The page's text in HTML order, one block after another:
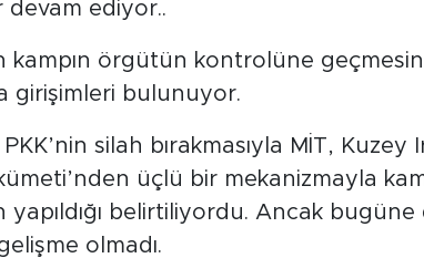
devam ediyor..
kampın örgütün kontrolüne
girişimleri bulunuyor.
silah bırakmasıyla MİT,
üçlü bir mekanizmayla
yapıldığı belirtiliyordu. Ancak
olmadı.